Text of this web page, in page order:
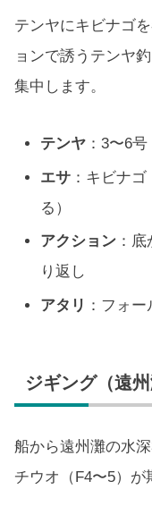
テンヤにキビナゴ
ョンで誘うテンヤ
集中します。
テンヤ ：3〜6
エサ ：キビナ
る）
アクション ：
り返し
アタリ ：フォ
ジギング（遠州
船から遠州灘の水
チウオ（F4〜5）が